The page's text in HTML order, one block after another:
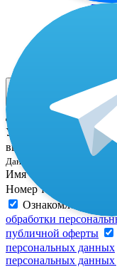
Согласие на
Дополнительная
Успейте оставить
выгодной цене —
18
Данная цена уже включает
Имя*
Номер телефона*
Ознакомлен(а) с
обработки
публичной оферты
персональных данных
персональных данных